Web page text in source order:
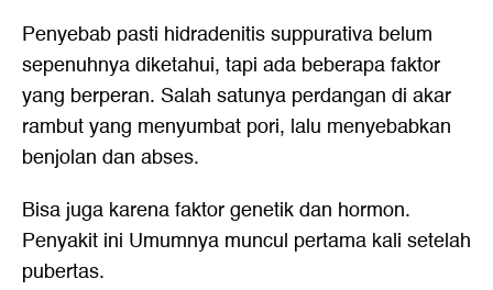
Penyebab pasti hidradenitis suppurativa belum
sepenuhnya diketahui, tapi ada beberapa faktor
yang berperan. Salah satunya perdangan di akar
rambut yang menyumbat pori, lalu menyebabkan
benjolan dan abses.
Bisa juga karena faktor genetik dan hormon.
Penyakit ini Umumnya muncul pertama kali setelah
pubertas.